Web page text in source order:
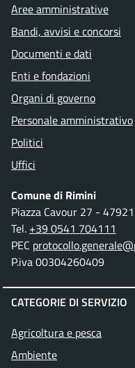
Aree amministrative
Bandi, avvisi e concorsi
Documenti e dati
Enti e fondazioni
Organi di governo
Personale amministrativo
Politici
Uffici
Comune di Rimini
Piazza Cavour 27 -
Tel. +39 0541 704111
PEC
P.iva 00304260409
CATEGORIE DI SERVIZIO
Agricoltura e pesca
Ambiente